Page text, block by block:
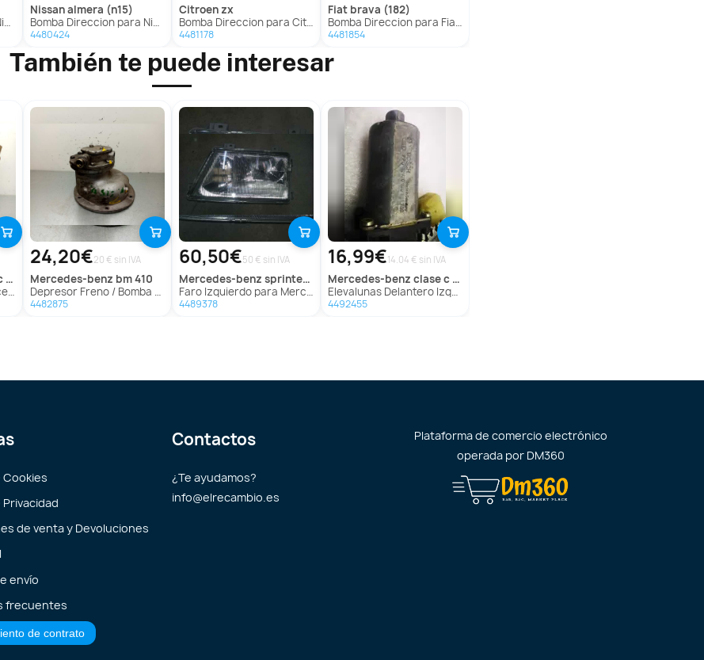
nissanalmera (n15)
Bomba Direccion para Nissan Almera (N15)
4480424
citroen zx
Bomba Direccion para Citroën Zx
4481178
fiat brava (182)
Bomba Direccion para Fiat Brava (182)
4481854
También te puede interesar
24,20€20 € sin IVA
mercedes-benz bm 410
Depresor Freno / Bomba Vacio para Mercedes-Benz Bm 410
4482875
60,50€50 € sin IVA
mercedes-benz sprinter (w901,w903) combi
Faro Izquierdo para Mercedes-Benz Sprinter (W901,W903) Combi
4489378
16,99€14.04 € sin IVA
mercedes-benz clase c (w202) berlina
Elevalunas Delantero Izquierdo para Mercedes-Benz Clase C (W202) Berlina
4492455
Cookies
de venta y Devoluciones
envío
frecuentes
de contrato
Contactos
¿Te ayudamos?
info@elrecambio.es
Plataforma de comercio electrónico
operada por DM360